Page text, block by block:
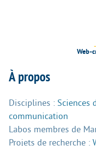
Web-
À propos
Disciplines : Sciences
communication
Labos membres de
Projets de recherche :